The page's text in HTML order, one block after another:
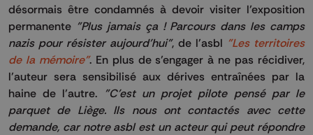
désormais être condamnés à devoir visiter l’exposition
permanente "Plus jamais ça !Parcours dans les camps
nazis pour résister aujourd’hui", de l'asbl "Les territoires
de la mémoire".En plus de s’engager à ne pas récidiver,
l’auteur sera sensibilisé aux dérives entraînées par la
haine de l’autre. "C'est un projet pilote pensé par le
parquet de Liège.Ils nous ont contactés avec cette
demande, car notre asblest un acteur qui peut répondre